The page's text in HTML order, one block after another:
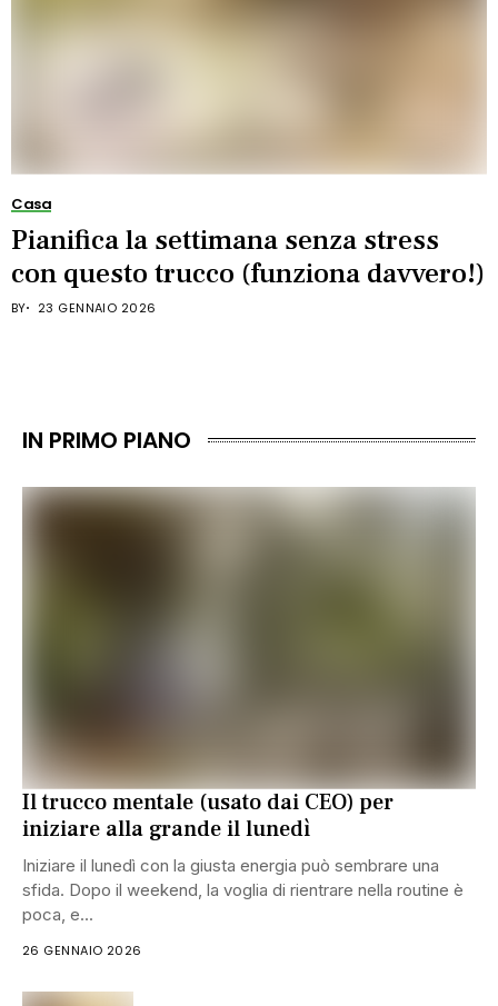
Casa
Pianifica la settimana senza stress
con questo trucco (funziona davvero!)
BY 23 GENNAIO 2026
IN PRIMO PIANO
Il trucco mentale (usato dai CEO) per
iniziare alla grande il lunedì
Iniziare il lunedì con la giusta energia può sembrare una
sfida. Dopo il weekend, la voglia di rientrare nella routine è
poca, e...
26 GENNAIO 2026